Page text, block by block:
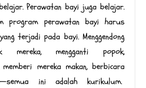
Perawatan bayi juga belajar.
program perawatan bayi harus
terjadi pada bayi. Menggendong
mereka, mengganti popok,
memberi mereka makan, berbicara
ini adalah kurikulum.